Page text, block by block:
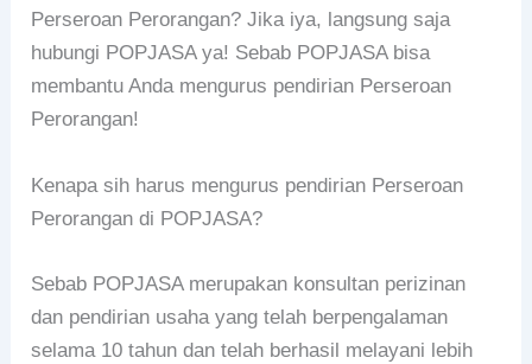
Perseroan Perorangan? Jika iya, langsung saja
hubungi POPJASA ya! Sebab POPJASA bisa
membantu Anda mengurus pendirian Perseroan
Perorangan!
Kenapa sih harus mengurus pendirian Perseroan
Perorangan di POPJASA?
Sebab POPJASA merupakan konsultan perizinan
dan pendirian usaha yang telah berpengalaman
selama 10 tahun dan telah berhasil melayani lebih